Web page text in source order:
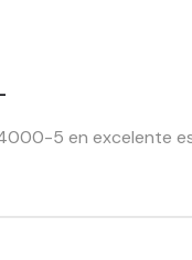
5 en excelente